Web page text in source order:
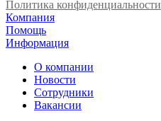
Политика конфиденциальности
Компания
Помощь
Информация
О компании
Новости
Сотрудники
Вакансии